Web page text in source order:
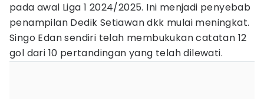
pada awal Liga 1 2024/2025. Ini menjadi penyebab
penampilan Dedik Setiawan dkk mulai meningkat.
Singo Edan sendiri telah membukukan catatan 12
gol dari 10 pertandingan yang telah dilewati.